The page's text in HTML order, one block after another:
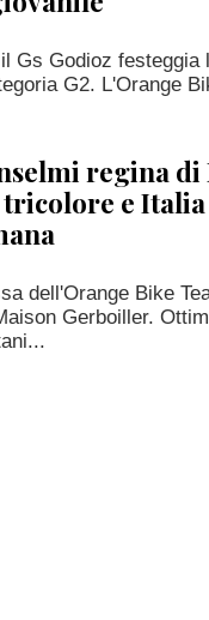
Gs Godioz
G2. L'Orange
regina di
e
dell'Orange Bike
Gerboiller.